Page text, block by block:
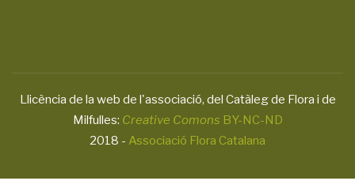
Llicència de la web de l'associació, del Catàleg de Flora i de
Milfulles: Creative Comons BY-NC-ND
2018 - Associació Flora Catalana